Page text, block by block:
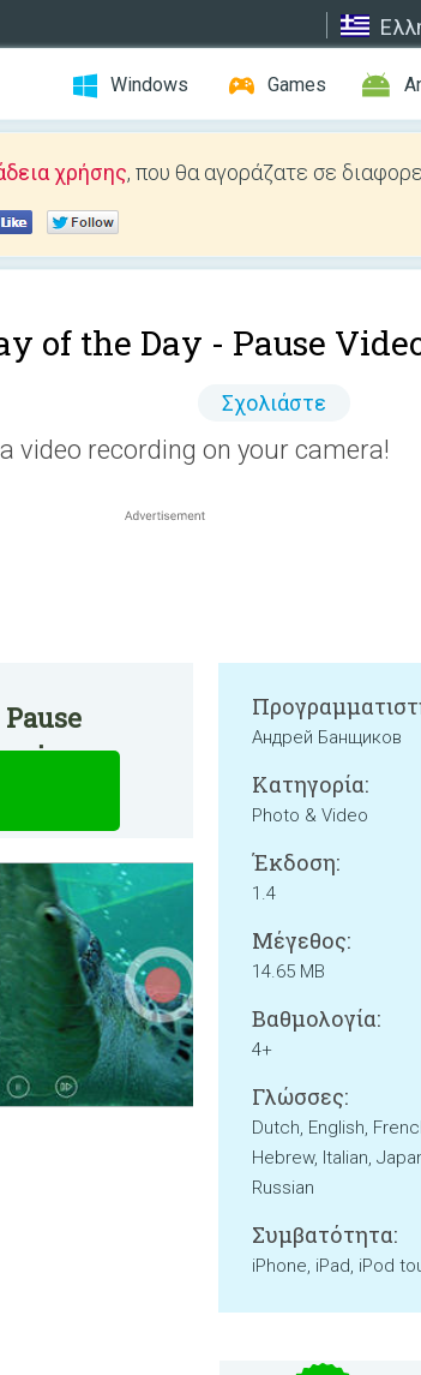
Windows Games
χρήσης, που θα αγοράζατε σε
of the Day - Pause
Σχολιάστε
video recording on your camera!
Андрей Банщиков
Κατηγορία:
Photo & Video
Έκδοση:
1.4
Μέγεθος:
14.65 MB
Βαθμολογία:
4+
Γλώσσες:
Dutch, English,
Hebrew, Italian,
Russian
Συμβατότητα:
iPhone, iPad, iPod